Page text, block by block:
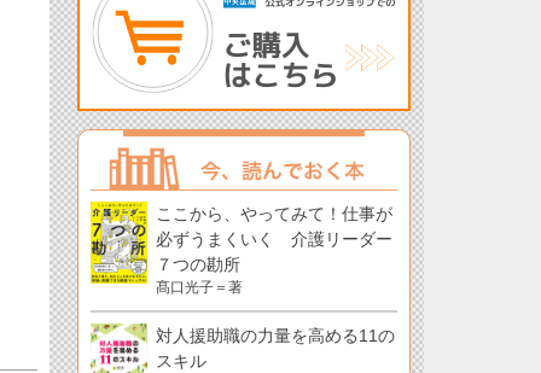
ここから、やってみて！仕事が
必ずうまくいく 介護リーダー
７つの勘所
髙口光子＝著
対人援助職の力量を高める11の
スキル